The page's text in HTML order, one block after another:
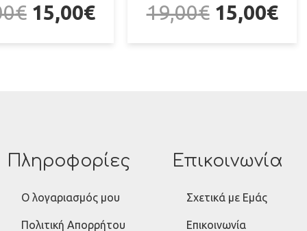
€ 15,00€ 19,00€ 15,00€
Πληροφορίες
Ο λογαριασμός μου
Πολιτική Απορρήτου
Επικοινωνία
Σχετικά με Εμάς
Επικοινωνία